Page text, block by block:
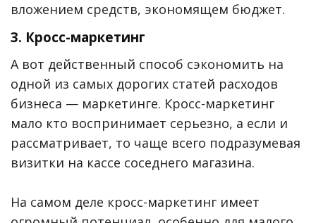
вложением средств, экономящем бюджет.
3. Кросс-маркетинг
А вот действенный способ сэкономить на
одной из самых дорогих статей расходов
бизнеса — маркетинге. Кросс-маркетинг
мало кто воспринимает серьезно, а если и
рассматривает, то чаще всего подразумевая
визитки на кассе соседнего магазина.
На самом деле кросс-маркетинг имеет